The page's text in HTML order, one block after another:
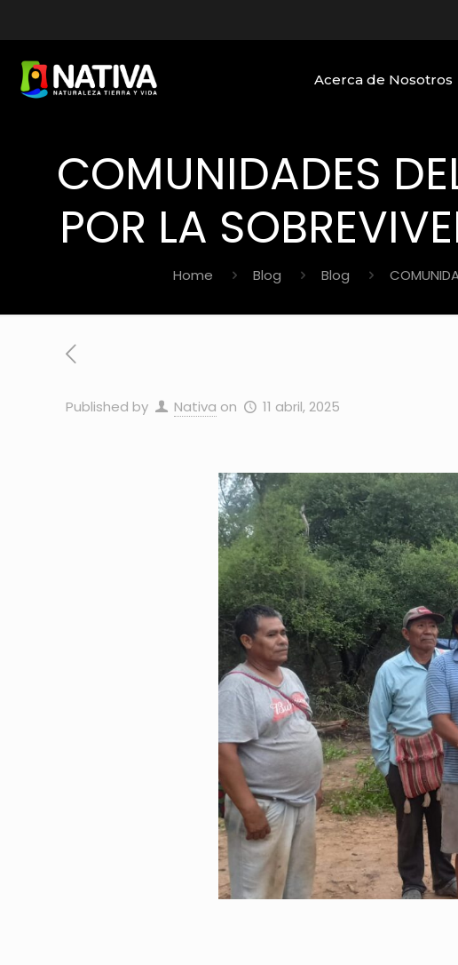
Acerca de Nosotros
COMUNIDADES
POR LA
Home Blog Blog
Published by Nativa on 11 abril, 2025